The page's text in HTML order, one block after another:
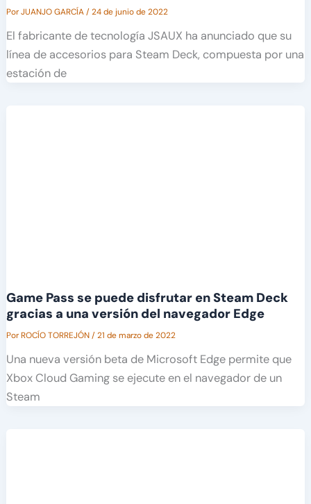
PorJUANJO GARCÍA/24 de junio de 2022
El fabricante de tecnología JSAUX ha anunciado que su
línea de accesorios para Steam Deck, compuesta por una
estación de
Game Pass se puede disfrutar en Steam Deck
gracias a una versión del navegador Edge
PorROCÍO TORREJÓN/21 de marzo de 2022
Una nueva versión beta de Microsoft Edge permite que
Xbox Cloud Gaming se ejecute en el navegador de un
Steam